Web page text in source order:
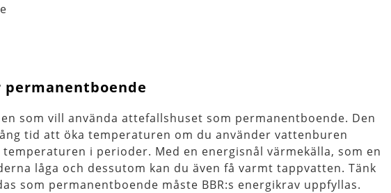
som vill använda attefallshuset som permanentboende. Den
tid att öka temperaturen om du använder vattenburen
i perioder. Med en energisnål värmekälla, som en
låga och dessutom kan du även få varmt tappvatten. Tänk
som permanentboende måste BBR:s energikrav uppfyllas.